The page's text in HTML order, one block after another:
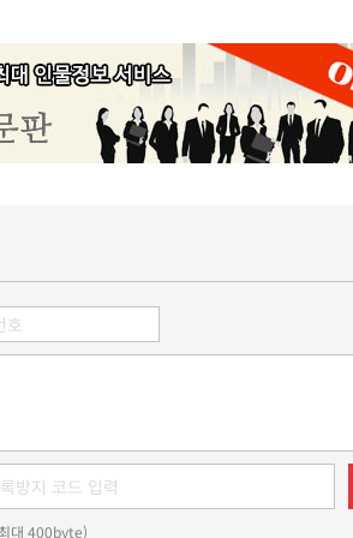
대 400byte)